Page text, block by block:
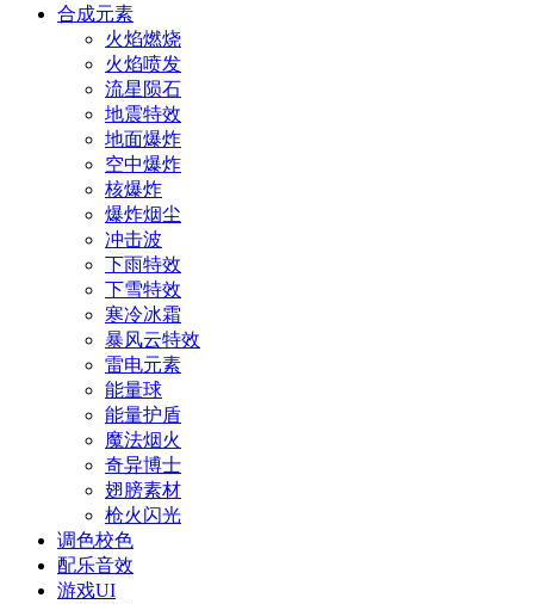
合成元素
火焰燃烧
火焰喷发
流星陨石
地震特效
地面爆炸
空中爆炸
核爆炸
爆炸烟尘
冲击波
下雨特效
下雪特效
寒冷冰霜
暴风云特效
雷电元素
能量球
能量护盾
魔法烟火
奇异博士
翅膀素材
枪火闪光
调色校色
配乐音效
游戏UI